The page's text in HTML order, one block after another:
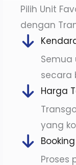
Pilih Unit
dengan
Semua
secara
Harga
yang
Proses